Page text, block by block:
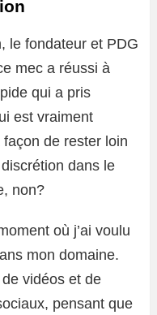
le fondateur et PDG
mec a réussi à
qui a pris
est vraiment
de rester loin
dans le
non?
où j’ai voulu
mon domaine.
vidéos et de
pensant que